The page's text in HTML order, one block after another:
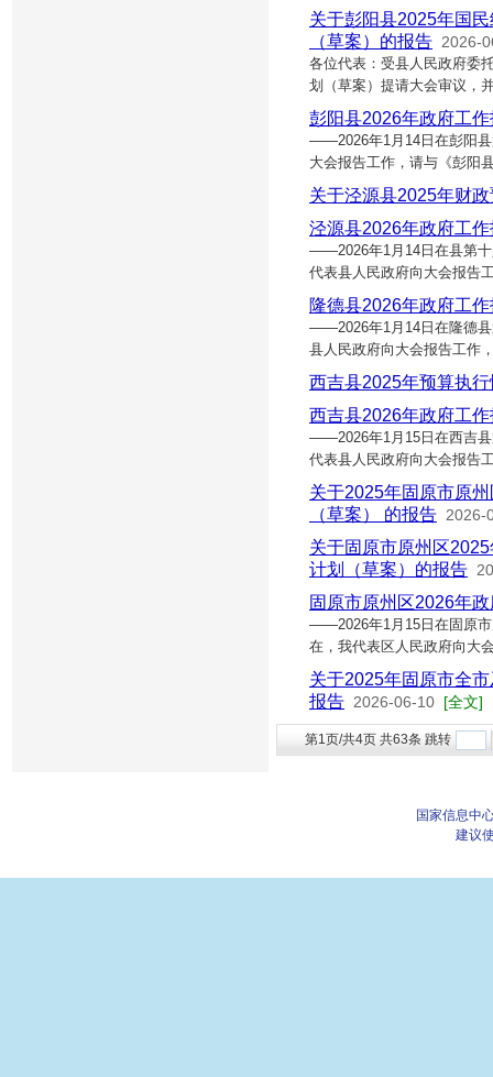
关于彭阳县2025年国
（草案）的报告 2026-
各位代表：受县人民政府委
划（草案）提请大会审议，
彭阳县2026年政府工
——2026年1月14日在彭阳县
大会报告工作，请与《彭阳
关于泾源县2025年财
泾源县2026年政府工
——2026年1月14日在县第十
代表县人民政府向大会报告
隆德县2026年政府工
——2026年1月14日在隆德县
县人民政府向大会报告工作
西吉县2025年预算执
西吉县2026年政府工
——2026年1月15日在西吉县
代表县人民政府向大会报告
关于2025年固原市原
（草案） 的报告 2026-
关于固原市原州区
计划（草案）的报告
固原市原州区2026年
——2026年1月15日在固原市
在，我代表区人民政府向大
关于2025年固原市全
报告 2026-06-10 [全文]
第1页/共4页 共63条 跳转
国家信息中
建议